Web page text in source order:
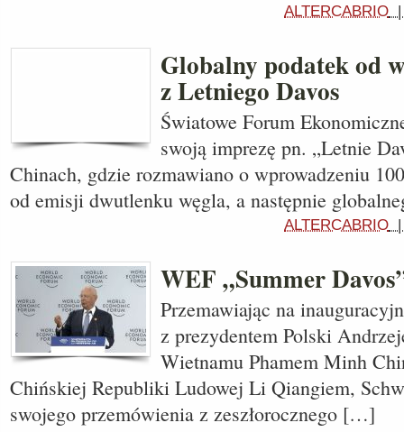
ALTERCABRIO
Globalny podatek od
z Letniego Davos
Światowe Forum
swoją imprezę pn. „Letnie
Chinach, gdzie rozmawiano o wprowadzeniu
od emisji dwutlenku węgla, a następnie
ALTERCABRIO
WEF „Summer
Przemawiając na
z prezydentem Polski
Wietnamu Phamem Minh
Chińskiej Republiki Ludowej Li Qiangiem,
swojego przemówienia z zeszłorocznego […]